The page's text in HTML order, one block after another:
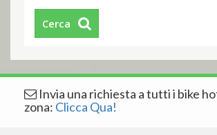
Cerca
Invia una richiesta a tutti i bike
zona: Clicca Qua!